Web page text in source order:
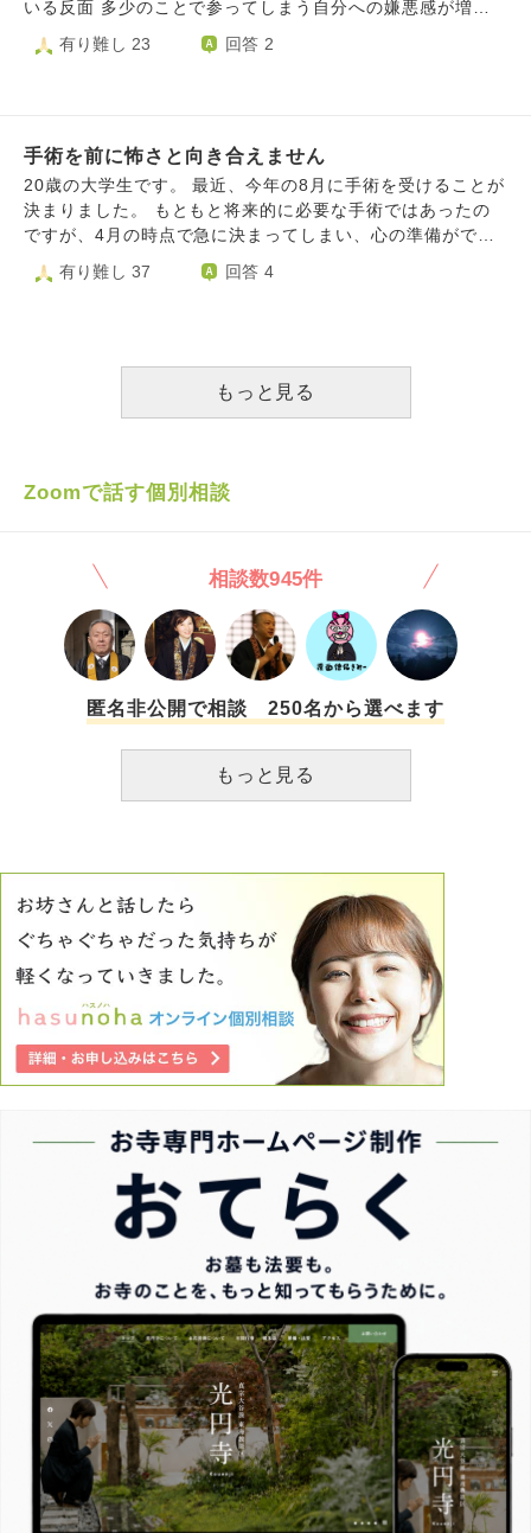
ません。もしこれでよくならなければ母はいよいよどうなっ
哀想です。 祈祷を受けるのは母ですから、少しでも気晴ら
しになればと車で連れて行くことは構いませんが、こんな考
えの私が同行していいのかと不安になっています。「信じる
ものは救われる」母本人がそう思っていれば良いのでしょう
か？ 大変失礼な質問をして申し訳ありません。
転免許証ないと不安になります。
いる反面 多少のことで参ってしまう自分への嫌悪感が増す
が失礼致します。 私は双極性障害・ADHDで、障害者手帳
らの評価はすごくいいから心配しなくていいよ」と言って頂
き、このまま今の職場で頑張りたいと思っています。 先
月末。性格的にあまり合わずに別居している母が骨髄腫とい
うガンの一種であると診断されました。今は通常の生活をし
り数ヶ月で急変する場合もあれば、現状維持で過ごせる方も
帰っても生活が厳しいだろうと。 事の発端から現在で3週
間ほど。 実家、私自身の家、病院、会社、それぞれ離れて
と、何をするにも あまり気力がなく 私以外に介抱できる
身内がいないので母の事で仕事を休むのは仕方ないですが
内なので大事にしてあげたい。 更にこのタイミングで 先
老朽化のため年内に取り壊しが決定しまして、可能であれば
3ヶ月以内に転居を頂きたく、引っ越し費用はお支払いしま
す」というお話でした。 会社を休めば自分が生活できな
くなる上、職場の人や身内に迷惑をかけてしまう。このまま
会を休み続けて首になるのか 母とまた二人で住んでお互い
に精神的に悪い方に向かうのか 何にしても私という人間
が成っていないからと自己嫌悪に繋がってしまう。 少しで
も 心を解放したいです。 ちなみに私は今年厄年で、近所
有り難し 23 回答 2
手術を前に怖さと向き合えません
20歳の大学生です。 最近、今年の8月に手術を受けることが
決まりました。 もともと将来的に必要な手術ではあったの
ですが、4月の時点で急に決まってしまい、心の準備ができ
ていません。 手術にはリスクがあり、半分くらいの確率で
半身に麻痺が出てしまうかもしれないとお医者さんに言われ
うちにやりたいこと」がたくさん思い浮かんでしまい、気持
自分も嫌になります。 どう受け止めたらいいのか、自分で
も分からなくなっています。この先自分がどうなるかがなに
ませんが、相談に乗っていただけたら嬉しいです。
有り難し 37 回答 4
もっと見る
Zoomで話す個別相談
相談数945件
匿名非公開で相談 250名から選べます
もっと見る